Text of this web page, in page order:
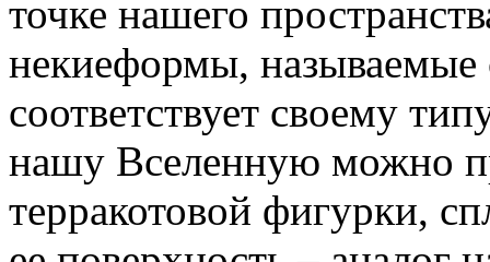
точке нашего
некиеформы,
соответствует своему
нашу Вселенную можно
терракотовой фигурки,